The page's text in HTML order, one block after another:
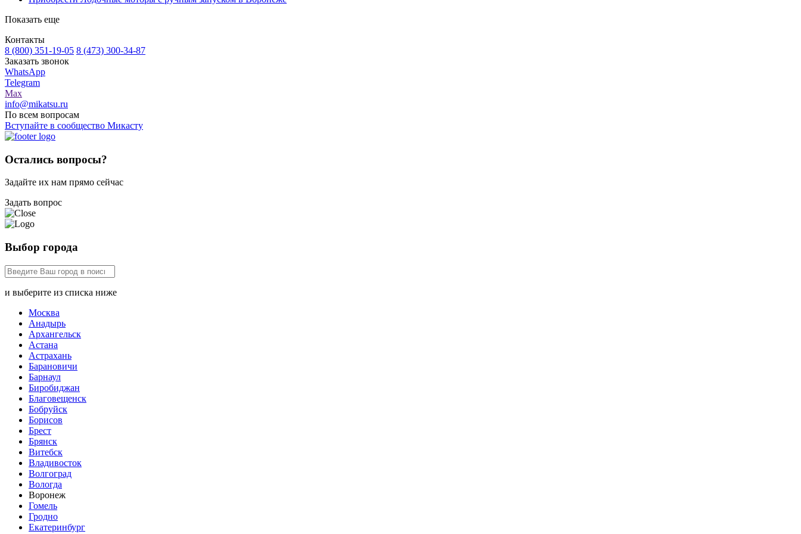
Показать еще
Контакты
8 (800) 351-19-05 8 (473) 300-34-87
Заказать звонок
WhatsApp
Telegram
Max
info@mikatsu.ru
По всем вопросам
Вступайте в сообщество Микасту
Остались вопросы?
Задайте их нам прямо сейчас
Задать вопрос
Выбор города
и выберите из списка ниже
Москва
Анадырь
Архангельск
Астана
Астрахань
Барановичи
Барнаул
Биробиджан
Благовещенск
Бобруйск
Борисов
Брест
Брянск
Витебск
Владивосток
Волгоград
Вологда
Воронеж
Гомель
Гродно
Екатеринбург